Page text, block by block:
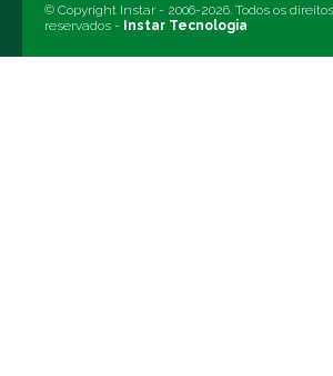
© Copyright Instar - 2006-2026. Todos os direitos
reservados - Instar Tecnologia